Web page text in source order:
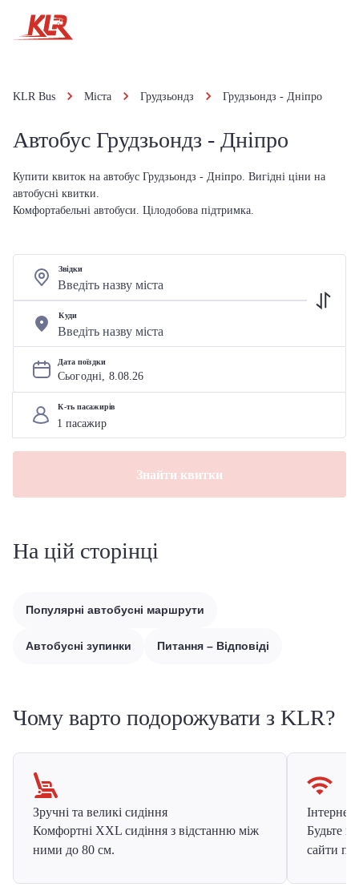
KLR Bus Міста Грудзьондз Грудзьондз - Дніпро
Автобус Грудзьондз - Дніпро
Купити квиток на автобус Грудзьондз - Дніпро. Вигідні ціни на
автобусні квитки.
Комфортабельні автобуси. Цілодобова підтримка.
Звідки
Куди
Дата поїздки
Сьогодні, 8.08.26
К-ть пасажирів
Знайти квитки
На цій сторінці
Популярні автобусні маршрути
Автобусні зупинки Питання – Відповіді
Чому варто подорожувати з KLR?
Зручні та великі сидіння
Комфортні XXL сидіння з відстанню між
ними до 80 см.
Інтернет
Будьте
сайти